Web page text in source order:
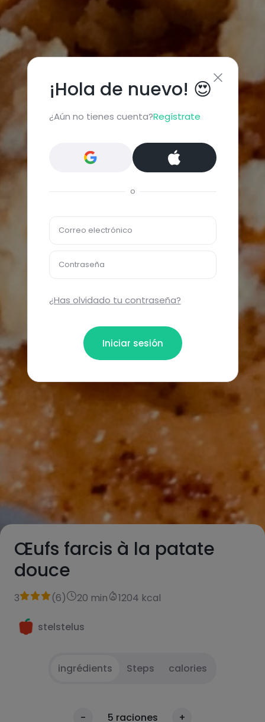
Œufs farcis à la patate
douce
3 (6) 20 min 1204 kcal
stelstelus
ingrédients Steps calories
- 5 raciones +
Faire bouillir les œufs, les écaler, les couper
¡Hola de nuevo! 😍
¿Aún no tienes cuenta?Regístrate
o
Correo electrónico
Contraseña
¿Has olvidado tu contraseña?
Iniciar sesión